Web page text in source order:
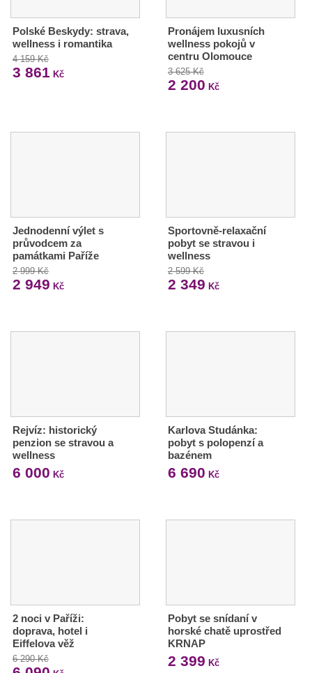
Polské Beskydy: strava,
wellness i romantika
4 159 Kč
3 861 Kč
Pronájem luxusních
wellness pokojů v
centru Olomouce
3 625 Kč
2 200 Kč
Jednodenní výlet s
průvodcem za
památkami Paříže
2 999 Kč
2 949 Kč
Sportovně-relaxační
pobyt se stravou i
wellness
2 599 Kč
2 349 Kč
Rejvíz: historický
penzion se stravou a
wellness
6 000 Kč
Karlova Studánka:
pobyt s polopenzí a
bazénem
6 690 Kč
2 noci v Paříži:
doprava, hotel i
Eiffelova věž
6 290 Kč
Pobyt se snídaní v
horské chatě uprostřed
KRNAP
2 399 Kč